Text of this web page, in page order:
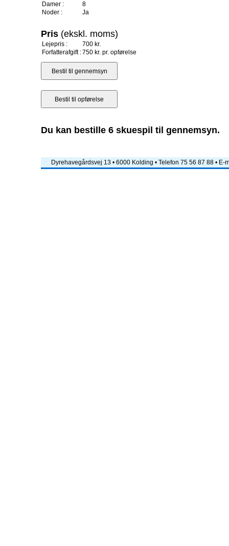
Damer :
8
Noder :
Ja
Pris (ekskl. moms)
Lejepris :
700 kr.
Forfatterafgift :750 kr. pr. opførelse
Du kan bestille 6 skuespil til gennemsyn.
Dyrehavegårdsvej 13 • 6000 Kolding • Telefon 75 56 87 88 • E-